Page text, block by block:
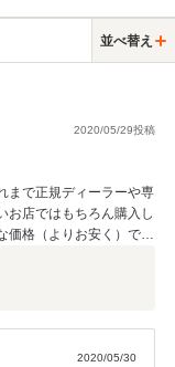
並べ替え
2020/05/29投稿
まで正規ディーラーや専
お店ではもちろん購入し
価格（よりお安く）で、
ィーラーも良いです
いです。 自分のご褒美
います。
2020/05/30